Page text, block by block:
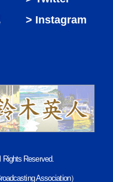
Instagram
Reserved.
Association）